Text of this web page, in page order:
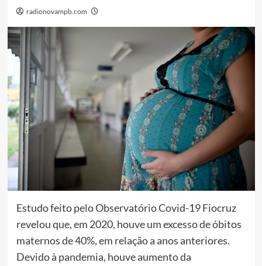
radionovampb.com
Estudo feito pelo Observatório Covid-19 Fiocruz
revelou que, em 2020, houve um excesso de óbitos
maternos de 40%, em relação a anos anteriores.
Devido à pandemia, houve aumento da